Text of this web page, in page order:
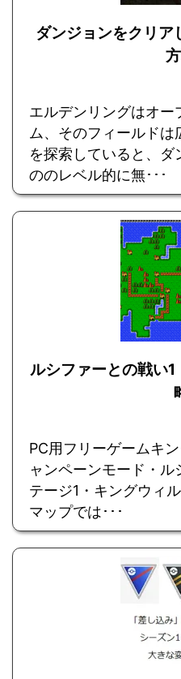
ダンジョンをクリア
エルデンリングはオー
ム、そのフィールド
を探索していると、ダ
ののレベル的に無･･･
ルシファーとの戦い
PC用フリーゲームキ
ャンペーンモード・ル
テージ1・キングウィ
マップでは･･･